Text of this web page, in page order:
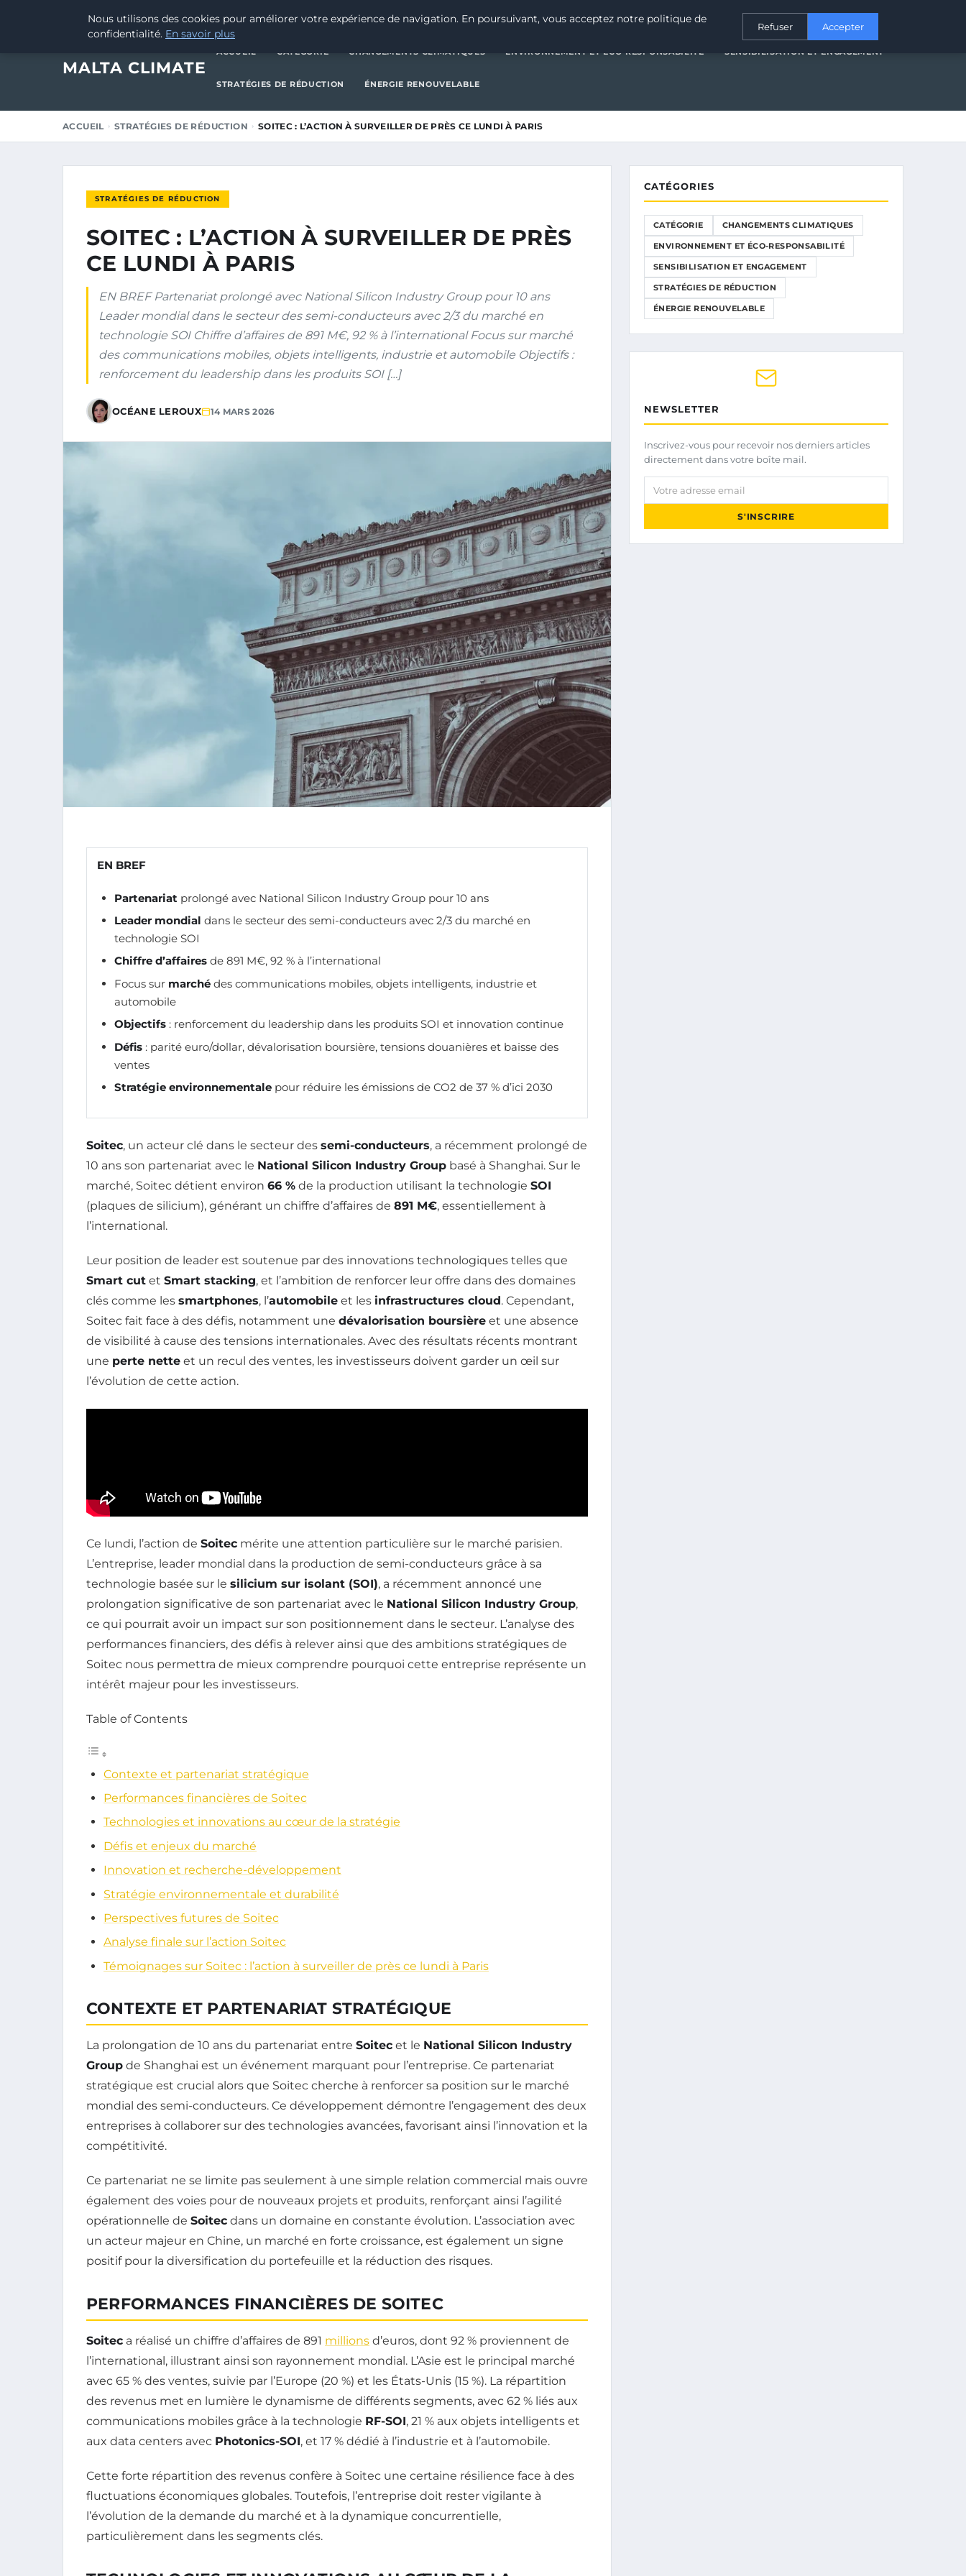
14 MARS 2026 CATÉGORIE CHANGEMENTS CLIMATIQUES ENVIRONNEMENT ET ÉCO-RESPONSABILITÉSENSIBILISATION ET ENGAGEMENT
MALTA CLIMATE
ACCUEIL CATÉGORIE CHANGEMENTS CLIMATIQUES ENVIRONNEMENT ET ÉCO-RESPONSABILITÉ SENSIBILISATION ET ENGAGEMENT
STRATÉGIES DE RÉDUCTION ÉNERGIE RENOUVELABLE
ACCUEIL STRATÉGIES DE RÉDUCTION SOITEC : L’ACTION À SURVEILLER DE PRÈS CE LUNDI À PARIS
STRATÉGIES DE RÉDUCTION
SOITEC : L’ACTION À SURVEILLER DE PRÈS
CE LUNDI À PARIS
EN BREF Partenariat prolongé avec National Silicon Industry Group pour 10 ans
Leader mondial dans le secteur des semi-conducteurs avec 2/3 du marché en
technologie SOI Chiffre d’affaires de 891 M€, 92 % à l’international Focus sur marché
des communications mobiles, objets intelligents, industrie et automobile Objectifs :
renforcement du leadership dans les produits SOI […]
OCÉANE LEROUX 14 MARS 2026
EN BREF
Partenariat prolongé avec National Silicon Industry Group pour 10 ans
Leader mondial dans le secteur des semi-conducteurs avec 2/3 du marché en
technologie SOI
Chiffre d’affaires de 891 M€, 92 % à l’international
Focus sur marché des communications mobiles, objets intelligents, industrie et
automobile
Objectifs : renforcement du leadership dans les produits SOI et innovation continue
Défis : parité euro/dollar, dévalorisation boursière, tensions douanières et baisse des
ventes
Stratégie environnementale pour réduire les émissions de CO2 de 37 % d’ici 2030
Soitec, un acteur clé dans le secteur des semi-conducteurs, a récemment prolongé de
10 ans son partenariat avec le National Silicon Industry Group basé à Shanghai. Sur le
marché, Soitec détient environ 66 % de la production utilisant la technologie SOI
(plaques de silicium), générant un chiffre d’affaires de 891 M€, essentiellement à
l’international.
Leur position de leader est soutenue par des innovations technologiques telles que
Smart cut et Smart stacking, et l’ambition de renforcer leur offre dans des domaines
clés comme les smartphones, l’automobile et les infrastructures cloud. Cependant,
Soitec fait face à des défis, notamment une dévalorisation boursière et une absence
de visibilité à cause des tensions internationales. Avec des résultats récents montrant
une perte nette et un recul des ventes, les investisseurs doivent garder un œil sur
l’évolution de cette action.
Ce lundi, l’action de Soitec mérite une attention particulière sur le marché parisien.
L’entreprise, leader mondial dans la production de semi-conducteurs grâce à sa
technologie basée sur le silicium sur isolant (SOI), a récemment annoncé une
prolongation significative de son partenariat avec le National Silicon Industry Group,
ce qui pourrait avoir un impact sur son positionnement dans le secteur. L’analyse des
performances financiers, des défis à relever ainsi que des ambitions stratégiques de
Soitec nous permettra de mieux comprendre pourquoi cette entreprise représente un
intérêt majeur pour les investisseurs.
Table of Contents
Contexte et partenariat stratégique
Performances financières de Soitec
Technologies et innovations au cœur de la stratégie
Défis et enjeux du marché
Innovation et recherche-développement
Stratégie environnementale et durabilité
Perspectives futures de Soitec
Analyse finale sur l’action Soitec
Témoignages sur Soitec : l’action à surveiller de près ce lundi à Paris
CONTEXTE ET PARTENARIAT STRATÉGIQUE
La prolongation de 10 ans du partenariat entre Soitec et le National Silicon Industry
Group de Shanghai est un événement marquant pour l’entreprise. Ce partenariat
stratégique est crucial alors que Soitec cherche à renforcer sa position sur le marché
mondial des semi-conducteurs. Ce développement démontre l’engagement des deux
entreprises à collaborer sur des technologies avancées, favorisant ainsi l’innovation et la
compétitivité.
Ce partenariat ne se limite pas seulement à une simple relation commercial mais ouvre
également des voies pour de nouveaux projets et produits, renforçant ainsi l’agilité
opérationnelle de Soitec dans un domaine en constante évolution. L’association avec
un acteur majeur en Chine, un marché en forte croissance, est également un signe
positif pour la diversification du portefeuille et la réduction des risques.
PERFORMANCES FINANCIÈRES DE SOITEC
Soitec a réalisé un chiffre d’affaires de 891 millions d’euros, dont 92 % proviennent de
l’international, illustrant ainsi son rayonnement mondial. L’Asie est le principal marché
avec 65 % des ventes, suivie par l’Europe (20 %) et les États-Unis (15 %). La répartition
des revenus met en lumière le dynamisme de différents segments, avec 62 % liés aux
communications mobiles grâce à la technologie RF-SOI, 21 % aux objets intelligents et
aux data centers avec Photonics-SOI, et 17 % dédié à l’industrie et à l’automobile.
Cette forte répartition des revenus confère à Soitec une certaine résilience face à des
fluctuations économiques globales. Toutefois, l’entreprise doit rester vigilante à
l’évolution de la demande du marché et à la dynamique concurrentielle,
particulièrement dans les segments clés.
CATÉGORIES
CATÉGORIE CHANGEMENTS CLIMATIQUES
ENVIRONNEMENT ET ÉCO-RESPONSABILITÉ
SENSIBILISATION ET ENGAGEMENT
STRATÉGIES DE RÉDUCTION
ÉNERGIE RENOUVELABLE
NEWSLETTER
Inscrivez-vous pour recevoir nos derniers articles
directement dans votre boîte mail.
Votre adresse email
S'INSCRIRE
Nous utilisons des cookies pour améliorer votre expérience de navigation. En poursuivant, vous acceptez notre politique de
confidentialité. En savoir plus
Refuser Accepter